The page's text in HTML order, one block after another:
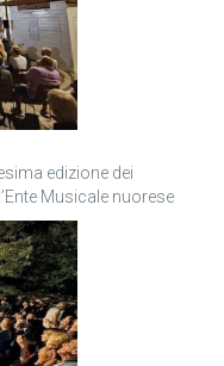
edizione dei
Musicale nuorese